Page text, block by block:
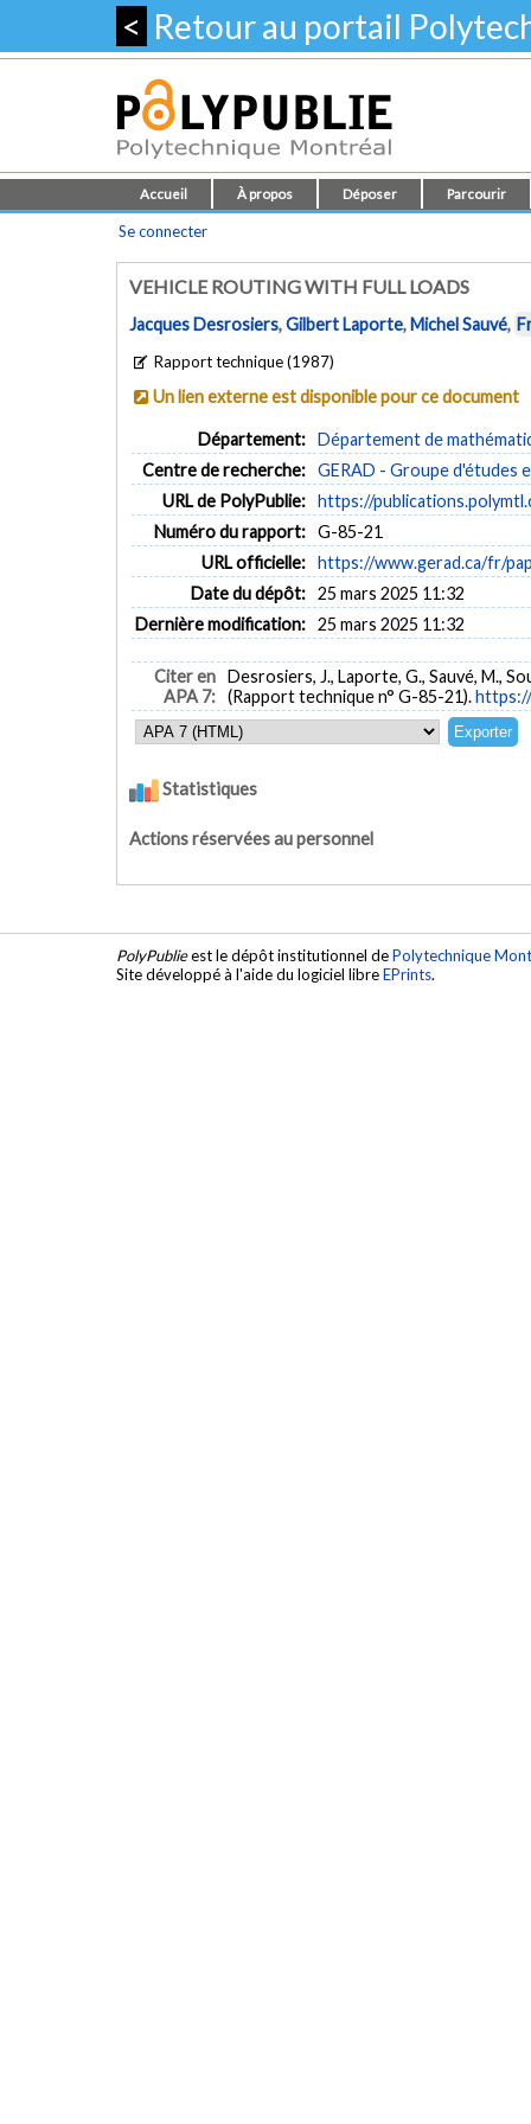
< Retour au portail
Accueil À propos Déposer Parcourir
Se connecter
VEHICLE ROUTING WITH FULL LOADS
Jacques Desrosiers,Gilbert Laporte,Michel Sauvé,
Rapport technique (1987)
Un lien externe est disponible pour ce document
Département: Département de
Centre de recherche: GERAD - Groupe d'études
URL de PolyPublie: https://
Numéro du rapport: G-85-21
URL officielle: https://www.gerad.ca/fr/
Date du dépôt: 25 mars 2025 11:32
Dernière modification: 25 mars 2025 11:32
Citer en
APA 7:
Desrosiers, J., Laporte, G., Sauvé, M.,
(Rapport technique n° G-85-21).
Statistiques
Actions réservées au personnel
PolyPublieest le dépôt institutionnel dePolytechnique
Site développé à l'aide du logiciel libreEPrints.